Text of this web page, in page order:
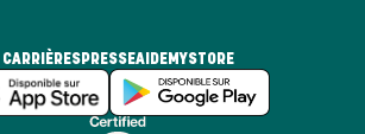
CARRIÈRESPRESSEAIDEMYSTORE